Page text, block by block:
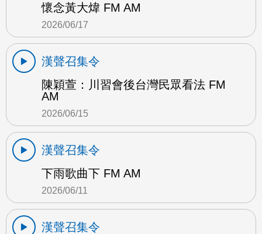
懷念黃大煒 FM AM
2026/06/17
漢聲召集令
陳穎萱：川習會後台灣民眾看法 FM
AM
2026/06/15
漢聲召集令
下雨歌曲下 FM AM
2026/06/11
漢聲召集令